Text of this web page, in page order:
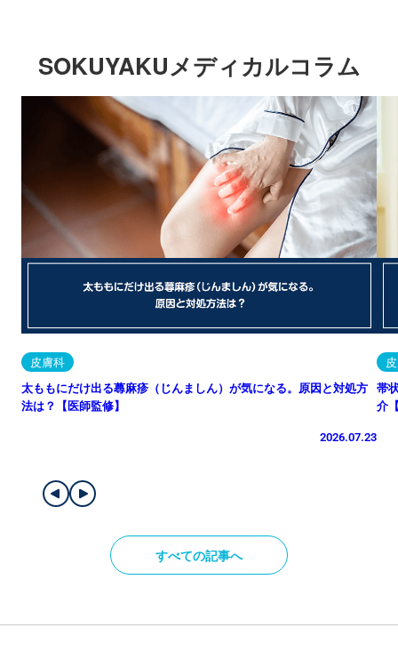
SOKUYAKUメディカルコラム
皮膚科
太ももにだけ出る蕁麻疹（じんましん）が気になる。原因と対処方
法は？【医師監修】
2026.07.23
帯
介
すべての記事へ